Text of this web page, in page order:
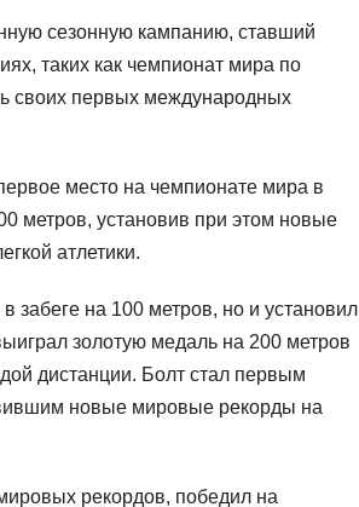
сезонную кампанию, ставший
таких как чемпионат мира по
своих первых международных
место на чемпионате мира в
метров, установив при этом новые
атлетики.
забеге на 100 метров, но и установил
золотую медаль на 200 метров
дистанции. Болт стал первым
новые мировые рекорды на
рекордов, победил на